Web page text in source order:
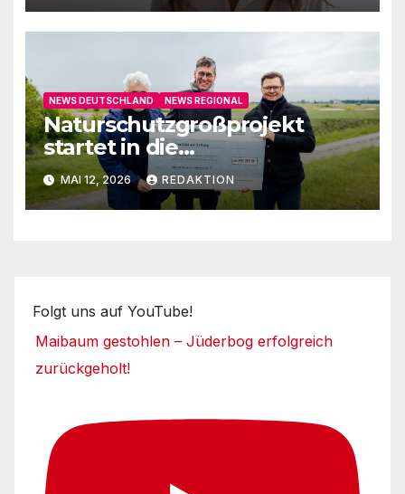
NEWS DEUTSCHLAND NEWS REGIONAL
Naturschutzgroßprojekt
startet in die
Umsetzungsphase
MAI 12, 2026 REDAKTION
Folgt uns auf YouTube!
Maibaum gestohlen – Jüderbog erfolgreich
zurückgeholt!